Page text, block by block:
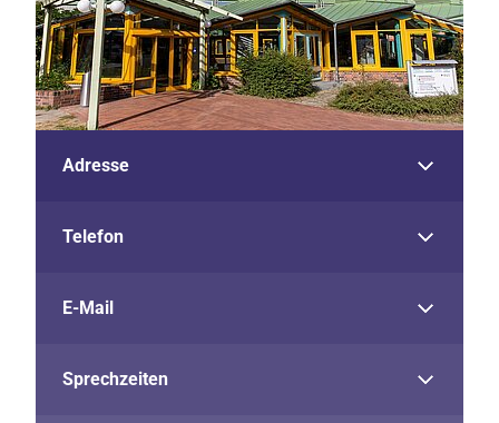
Adresse
Telefon
E-Mail
Sprechzeiten